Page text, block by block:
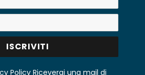
Policy Riceverai una mail di